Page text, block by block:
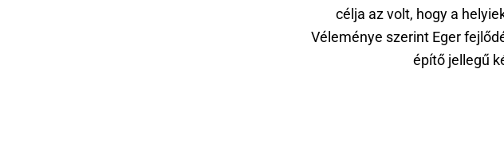
célja az volt, hogy a
Véleménye szerint Eger
építő jellegű